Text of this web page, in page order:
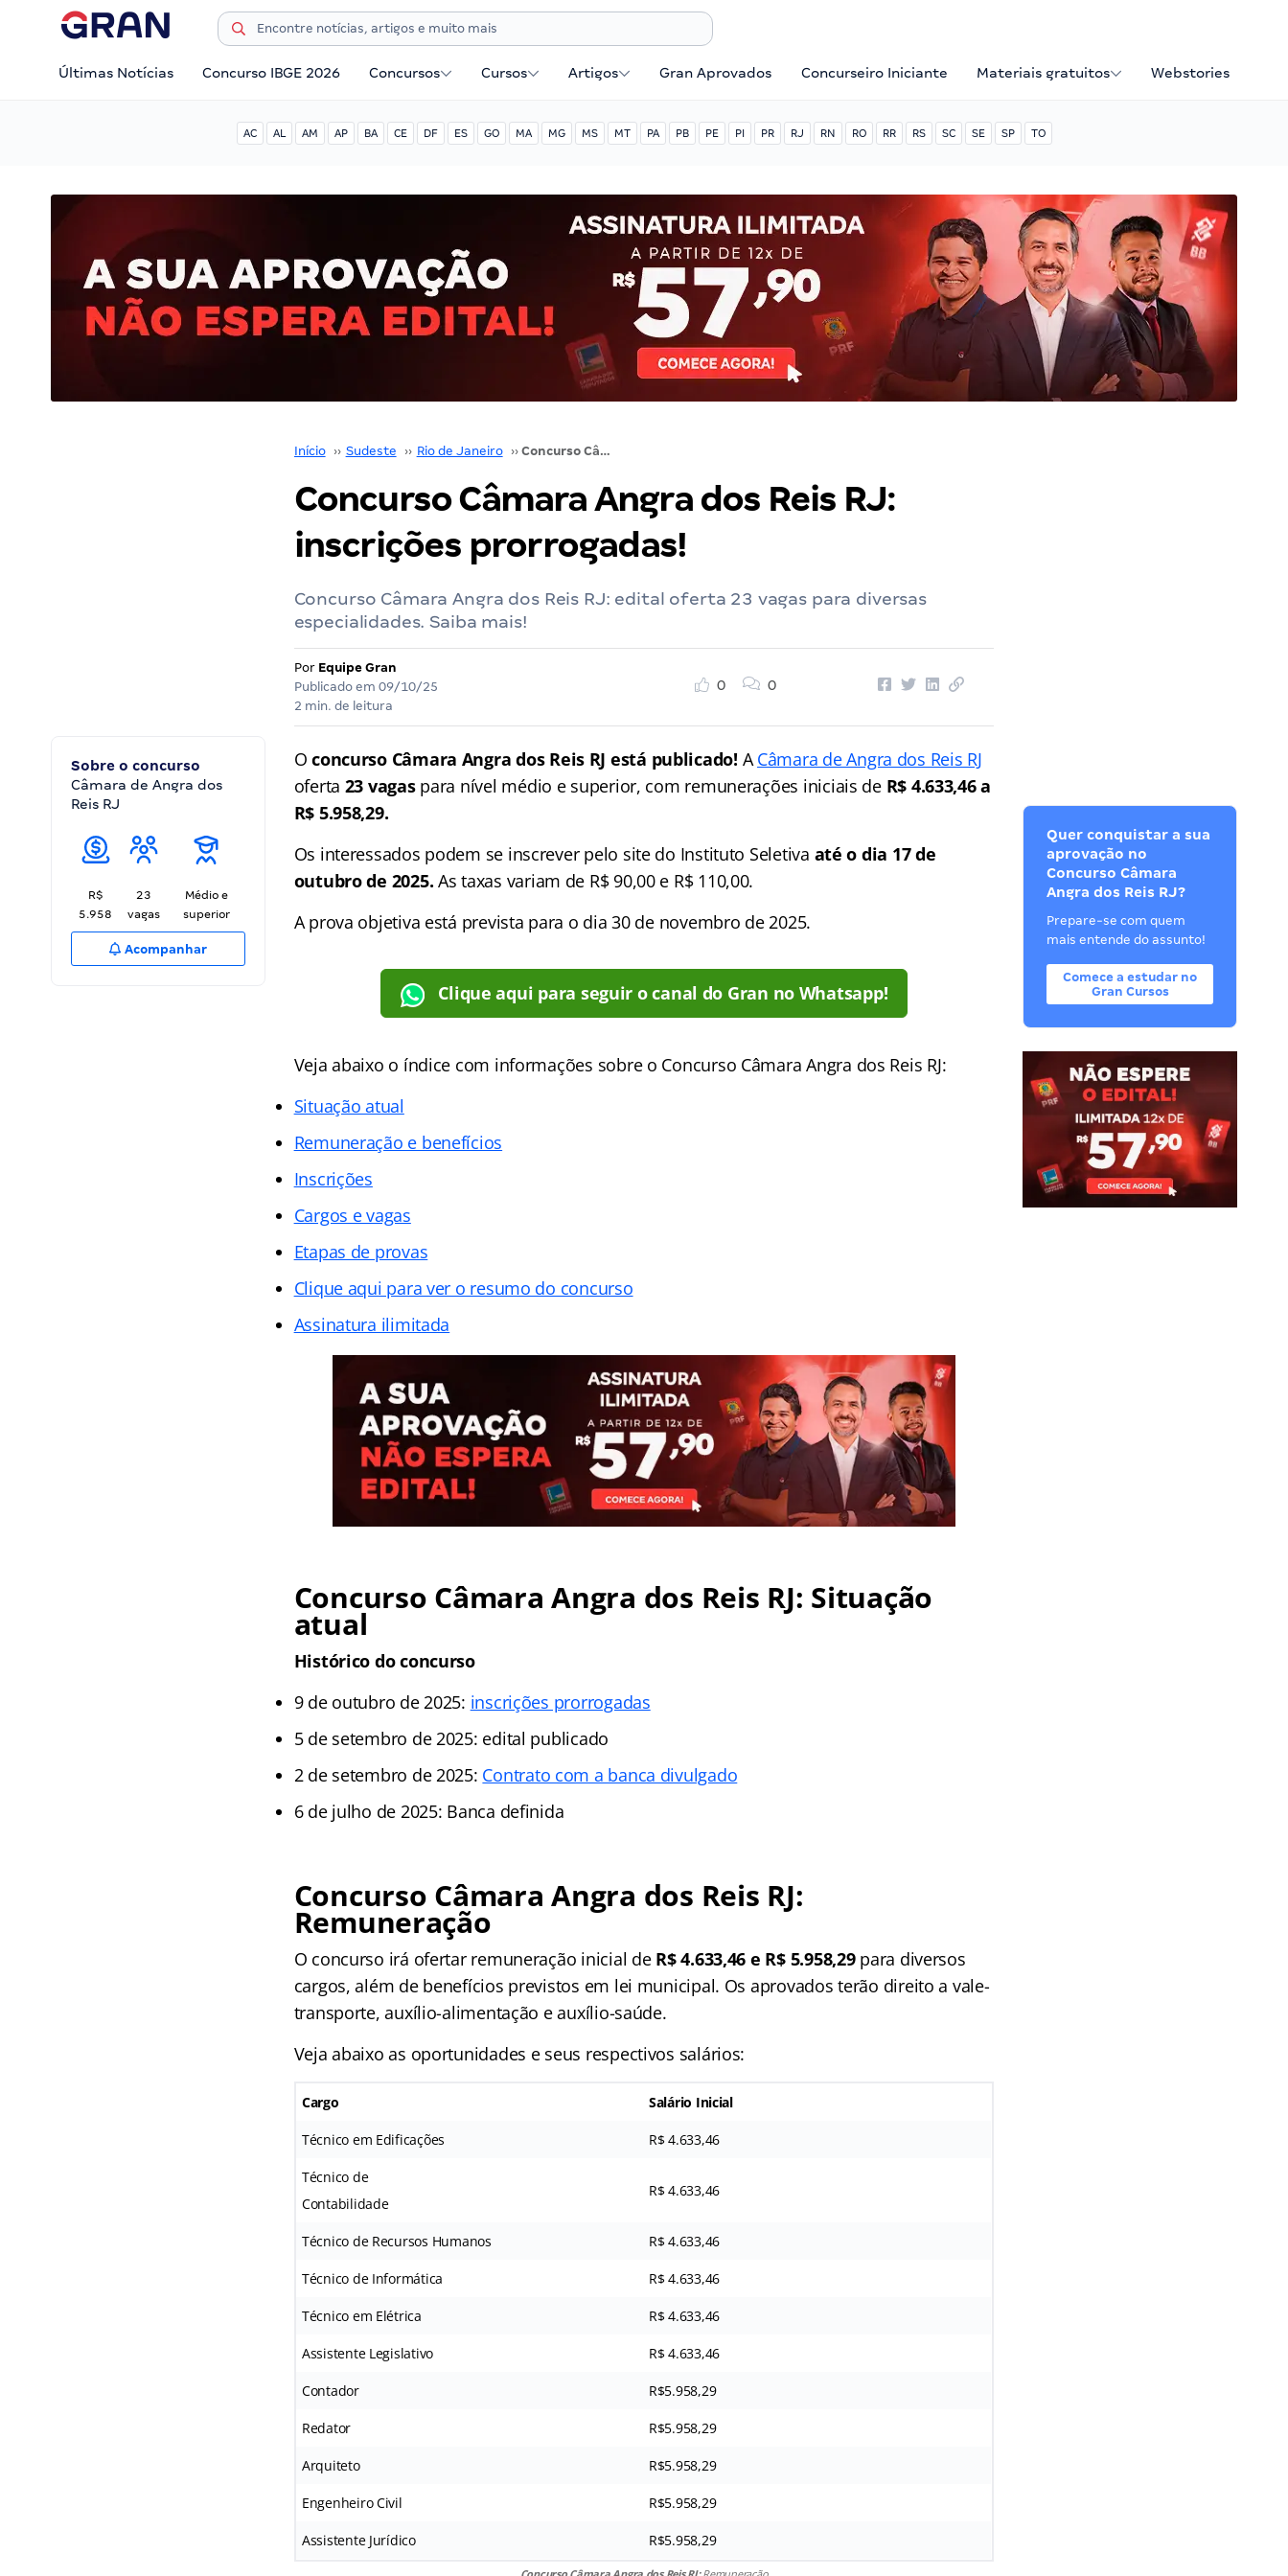
Últimas Notícias Concurso IBGE 2026 Concursos Cursos Artigos Gran Aprovados Concurseiro Iniciante Materiais gratuitos Webstories
AC AL AM AP BA CE DF ES GO MA MG MS MT PA PB PE PI PR RJ RN RO RR RS SC SE SP TO
Início ›› Sudeste ›› Rio de Janeiro ›› Concurso Câmara Angra dos Reis RJ: inscrições prorrogadas!
Concurso Câmara Angra dos Reis RJ:
inscrições prorrogadas!
Concurso Câmara Angra dos Reis RJ: edital oferta 23 vagas para diversas
especialidades. Saiba mais!
Por Equipe Gran
Publicado em 09/10/25
2 min. de leitura
0 0
Sobre o concurso
Câmara de Angra dos
Reis RJ
R$
5.958
23
vagas
Médio e
superior
Acompanhar
Oconcurso Câmara Angra dos Reis RJ está publicado! ACâmara de Angra dos Reis RJ
oferta 23 vagaspara nível médio e superior, com remunerações iniciais de R$ 4.633,46 a
R$ 5.958,29.
Os interessados podem se inscrever pelo site do Instituto Seletiva até o dia 17 de
outubro de 2025. As taxas variam de R$ 90,00 e R$ 110,00.
A prova objetiva está prevista para o dia 30 de novembro de 2025.
Clique aqui para seguir o canal do Gran no Whatsapp!
Veja abaixo o índice com informações sobre o Concurso Câmara Angra dos Reis RJ:
Situação atual
Remuneração e benefícios
Inscrições
Cargos e vagas
Etapas de provas
Clique aqui para ver o resumo do concurso
Assinatura ilimitada
Concurso Câmara Angra dos Reis RJ: Situação
atual
Histórico do concurso
9 de outubro de 2025: inscrições prorrogadas
5 de setembro de 2025: edital publicado
2 de setembro de 2025: Contrato com a banca divulgado
6 de julho de 2025: Banca definida
Concurso Câmara Angra dos Reis RJ:
Remuneração
O concurso irá ofertar remuneração inicial de R$ 4.633,46 e R$ 5.958,29para diversos
cargos, além de benefícios previstos em lei municipal. Os aprovados terão direito a vale-
transporte, auxílio-alimentação e auxílio-saúde.
Veja abaixo as oportunidades e seus respectivos salários:
Cargo Salário Inicial
Técnico em Edificações R$ 4.633,46
Técnico de
Contabilidade
R$ 4.633,46
Técnico de Recursos Humanos R$ 4.633,46
Técnico de Informática R$ 4.633,46
Técnico em Elétrica R$ 4.633,46
Assistente Legislativo R$ 4.633,46
Contador R$5.958,29
Redator R$5.958,29
Arquiteto R$5.958,29
Engenheiro Civil R$5.958,29
Assistente Jurídico R$5.958,29
Quer conquistar a sua
aprovação no
Concurso Câmara
Angra dos Reis RJ?
Prepare-se com quem
mais entende do assunto!
Comece a estudar no
Gran Cursos